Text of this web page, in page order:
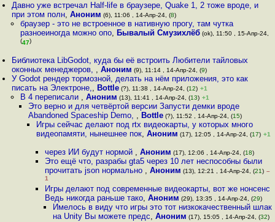
Давно уже встречал Half-life в браузере, Quake 1, 2 тоже вроде, и
при этом полн,Аноним (6), 11:06 , 14-Апр-24, (8)
браузер - это не встроенное в нативную прогу, там чутка
разноеиногда можно опо, Бывалый Смузихлёб(ok), 11:50 , 15-Апр-24,
(47)
Библиотека LibGodot, куда бы её встроить Любители тайловых
оконных менеджеров, ,Аноним (9), 11:14 , 14-Апр-24, (9)
У Godot рендер тормозной, делать на нём приложения, это как
писать на Электроне,, Bottle (?), 11:38 , 14-Апр-24, (12) +1
В 4 переписали , Аноним (13), 11:41 , 14-Апр-24, (13) +1
Это верно и для четвёртой версии Запусти демки вроде
Abandoned Spaceship Demo, , Bottle(?), 11:52 , 14-Апр-24, (15)
Игры сейчас делают под rtx видеокарты, у которых много
видеопамяти, нынешнее пок,Аноним (17), 12:05 , 14-Апр-24, (17) +1
через ИИ будут нормой , Аноним (17), 12:06 , 14-Апр-24, (18)
Это ещё что, разрабы gta5 через 10 лет неспособны были
прочитать json нормально , Аноним (13), 12:21 , 14-Апр-24, (21) –
1
Игры делают под современные видеокарты, вот же нонсенс
Ведь никогда раньше тако, Аноним (29), 13:35 , 14-Апр-24, (29)
Имелось в виду что игры это тот низкокачественный шлак
на Unity Вы можете предс, Аноним (17), 15:05 , 14-Апр-24, (32)